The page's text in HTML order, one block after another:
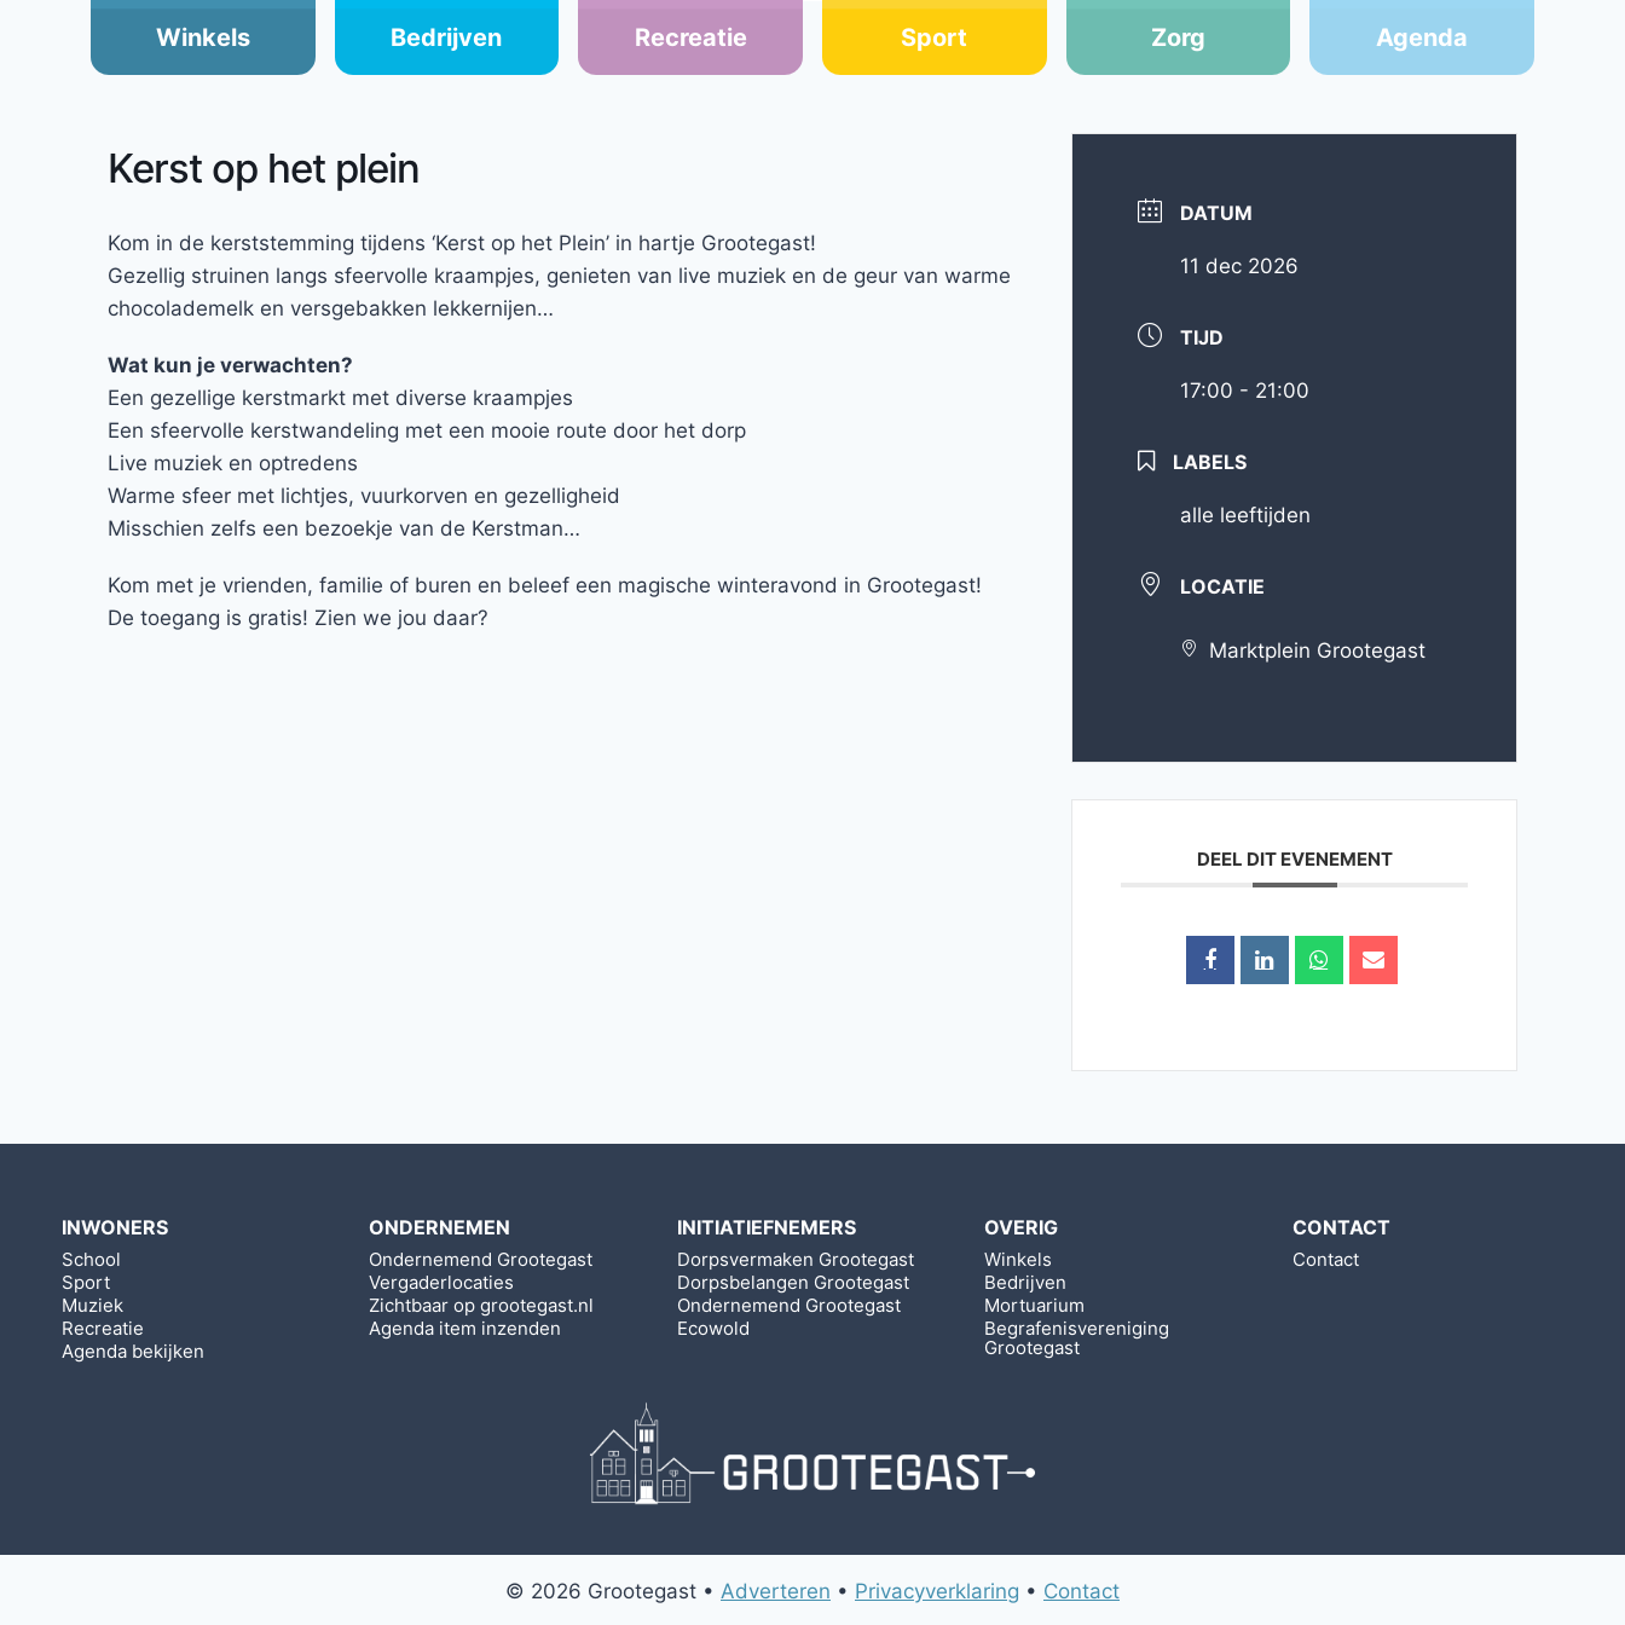
Winkels Bedrijven Recreatie Sport Zorg Agenda
Kerst op het plein
Kom in de kerststemming tijdens ‘Kerst op het Plein’ in hartje Grootegast!
Gezellig struinen langs sfeervolle kraampjes, genieten van live muziek en de geur van warme
chocolademelk en versgebakken lekkernijen…
Wat kun je verwachten?
Een gezellige kerstmarkt met diverse kraampjes
Een sfeervolle kerstwandeling met een mooie route door het dorp
Live muziek en optredens
Warme sfeer met lichtjes, vuurkorven en gezelligheid
Misschien zelfs een bezoekje van de Kerstman…
Kom met je vrienden, familie of buren en beleef een magische winteravond in Grootegast!
De toegang is gratis! Zien we jou daar?
DATUM
11 dec 2026
TIJD
17:00 - 21:00
LABELS
alle leeftijden
LOCATIE
Marktplein Grootegast
DEEL DIT EVENEMENT
INWONERS
School
Sport
Muziek
Recreatie
Agenda bekijken
ONDERNEMEN
Ondernemend Grootegast
Vergaderlocaties
Zichtbaar op grootegast.nl
Agenda item inzenden
INITIATIEFNEMERS
Dorpsvermaken Grootegast
Dorpsbelangen Grootegast
Ondernemend Grootegast
Ecowold
OVERIG
Winkels
Bedrijven
Mortuarium
Begrafenisvereniging
Grootegast
CONTACT
Contact
© 2026 Grootegast • Adverteren • Privacyverklaring • Contact